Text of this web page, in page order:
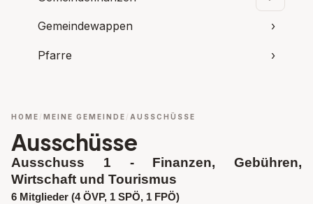
Gemeindewappen
›
Pfarre ›
HOME MEINE GEMEINDE AUSSCHÜSSE
Ausschüsse
Ausschuss 1 - Finanzen, Gebühren,
Wirtschaft und Tourismus
6 Mitglieder (4 ÖVP, 1 SPÖ, 1 FPÖ)